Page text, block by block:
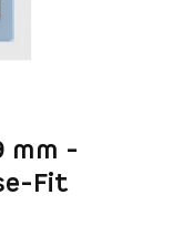
mm -
Fit